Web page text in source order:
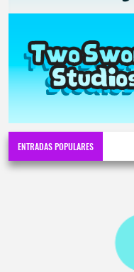
ENTRADAS POPULARES